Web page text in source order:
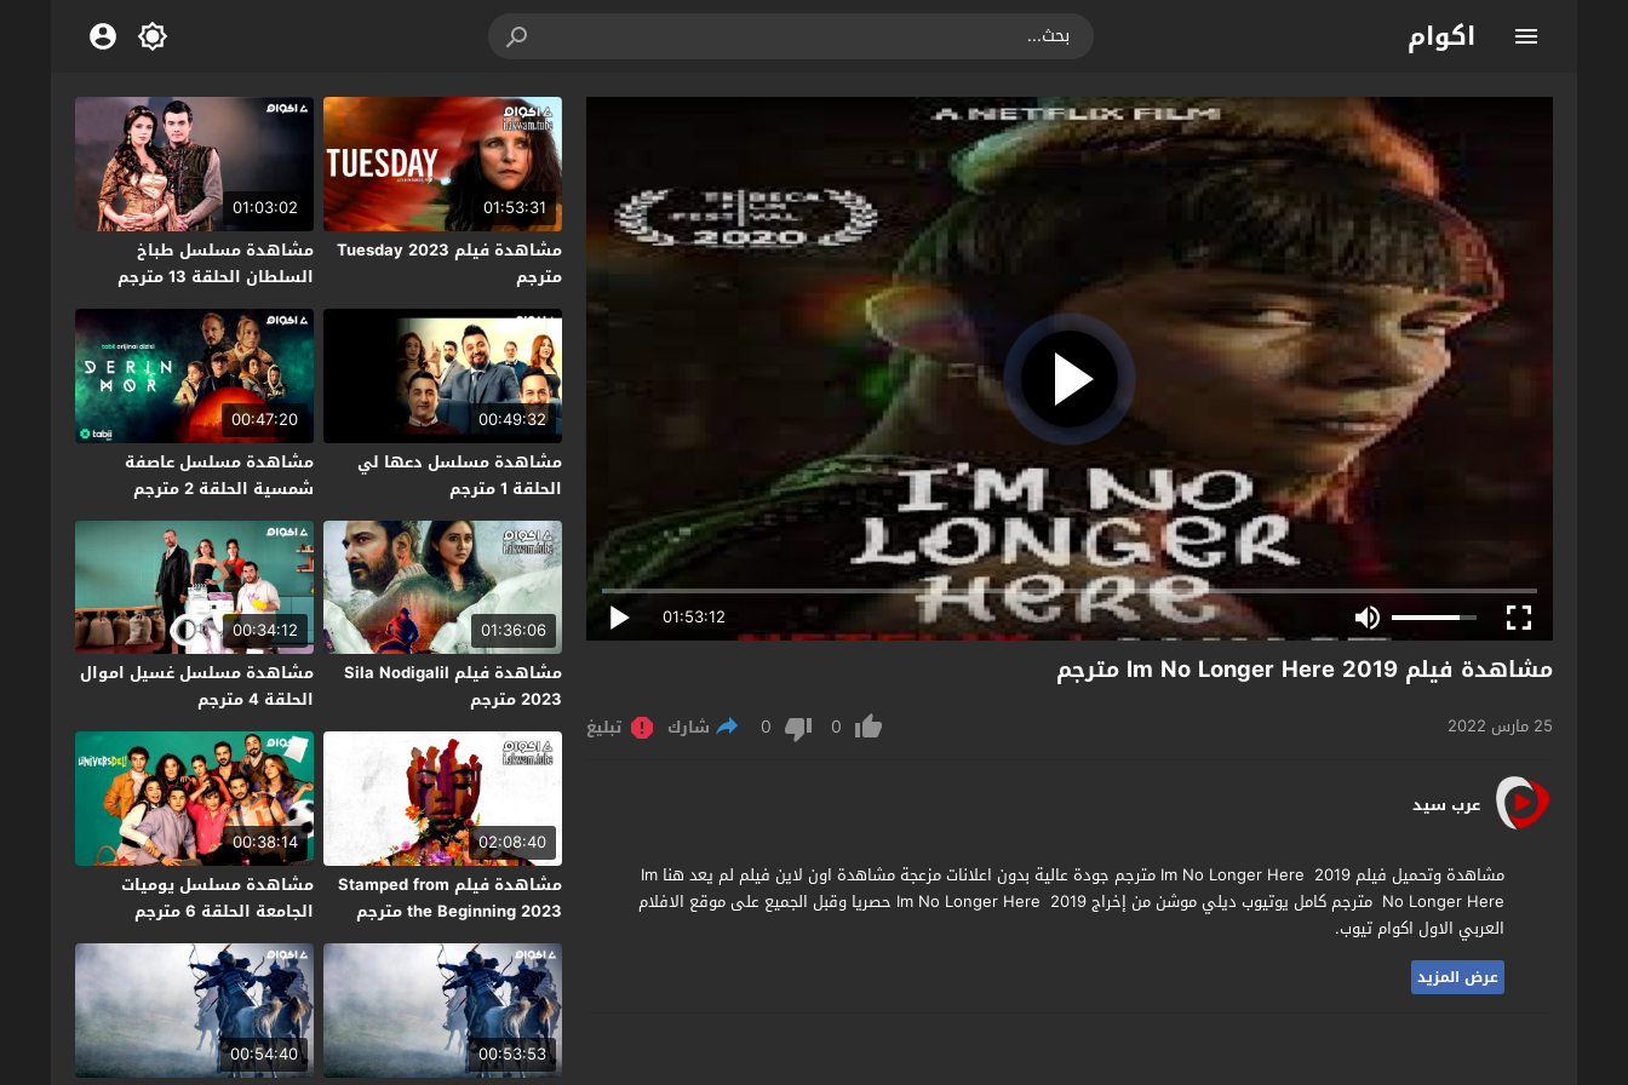
اكوام
01:53:12
مشاهدة فيلم Im No Longer Here 2019 مترجم
25 مارس 2022 0
0 شارك تبليغ
عرب سيد
مشاهدة وتحميل فيلم Im No Longer Here 2019 مترجم جودة عالية بدون اعلانات مزعجة مشاهدة اون لاين فيلم لم يعد هنا Im
No Longer Here مترجم كامل يوتيوب ديلي موشن من إخراج Im No Longer Here 2019 حصريا وقبل الجميع على موقع الافلام
العربي الاول اكوام تيوب.
عرض المزيد
01:53:31
مشاهدة فيلم Tuesday 2023
مترجم
01:03:02
مشاهدة مسلسل طباخ
السلطان الحلقة 13 مترجم
00:49:32
مشاهدة مسلسل دعها لي
الحلقة 1 مترجم
00:47:20
مشاهدة مسلسل عاصفة
شمسية الحلقة 2 مترجم
01:36:06
مشاهدة فيلم Sila Nodigalil
2023 مترجم
00:34:12
مشاهدة مسلسل غسيل اموال
الحلقة 4 مترجم
02:08:40
مشاهدة فيلم Stamped from
the Beginning 2023 مترجم
00:38:14
مشاهدة مسلسل يوميات
الجامعة الحلقة 6 مترجم
00:53:53
00:54:40